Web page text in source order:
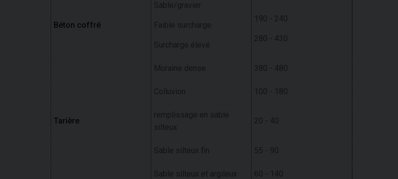
Béton coffré
Sable/gravier
Faible surcharge
Surcharge élevé
190 - 240
280 - 430
Moraine dense 380 - 480
Colluvion 100 - 180
Tarière
remplissage en sable
silteux
20 - 40
Sable silteux fin 55 - 90
Sable silteux et argileux 60 - 140